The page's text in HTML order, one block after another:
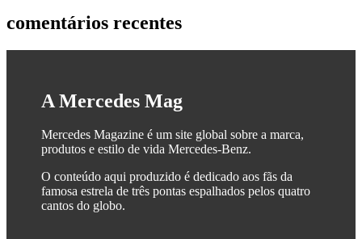
comentários recentes
A Mercedes Mag
Mercedes Magazine é um site global sobre a marca,
produtos e estilo de vida Mercedes-Benz.
O conteúdo aqui produzido é dedicado aos fãs da
famosa estrela de três pontas espalhados pelos quatro
cantos do globo.